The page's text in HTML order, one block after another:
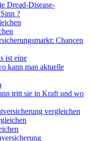
Dread-Disease-
?
Chancen
ist eine
kann man aktuelle
tritt sie in Kraft und wo
vergleichen